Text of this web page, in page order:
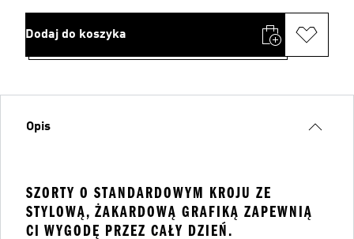
Dodaj do koszyka
Opis
SZORTY O STANDARDOWYM KROJU ZE
STYLOWĄ, ŻAKARDOWĄ GRAFIKĄ ZAPEWNIĄ
CI WYGODĘ PRZEZ CAŁY DZIEŃ.